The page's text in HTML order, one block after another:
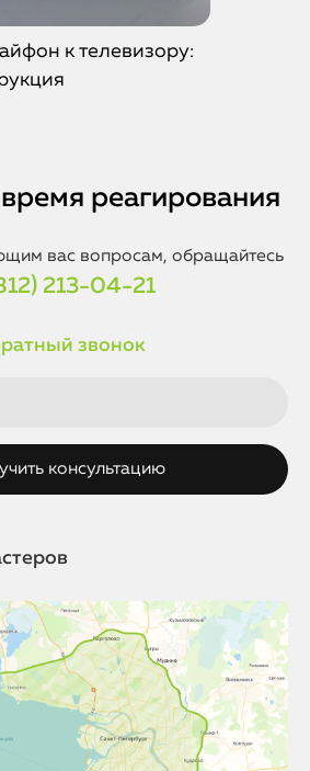
к телевизору:
реагирования
вас вопросам, обращайтесь
213-04-21
звонок